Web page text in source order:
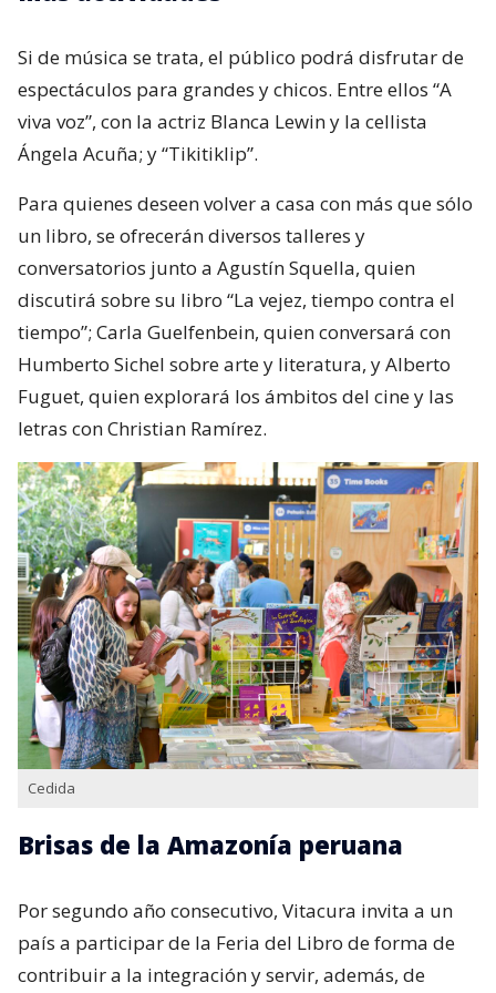
Si de música se trata, el público podrá disfrutar de
espectáculos para grandes y chicos. Entre ellos “A
viva voz”, con la actriz Blanca Lewin y la cellista
Ángela Acuña; y “Tikitiklip”.
Para quienes deseen volver a casa con más que sólo
un libro, se ofrecerán diversos talleres y
conversatorios junto a Agustín Squella, quien
discutirá sobre su libro “La vejez, tiempo contra el
tiempo”; Carla Guelfenbein, quien conversará con
Humberto Sichel sobre arte y literatura, y Alberto
Fuguet, quien explorará los ámbitos del cine y las
letras con Christian Ramírez.
Cedida
Brisas de la Amazonía peruana
Por segundo año consecutivo, Vitacura invita a un
país a participar de la Feria del Libro de forma de
contribuir a la integración y servir, además, de